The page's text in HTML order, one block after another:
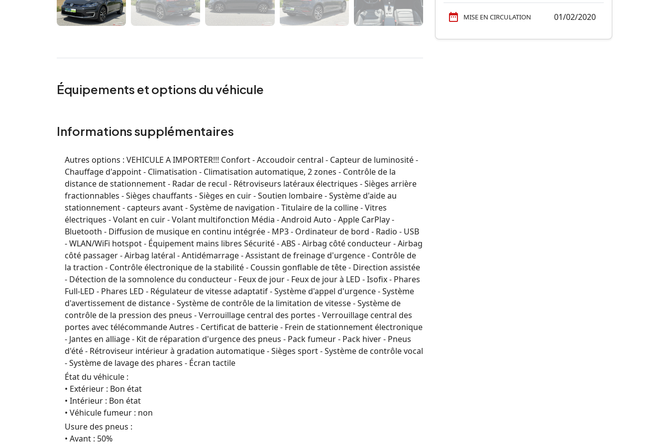
Équipements et options du véhicule
Informations supplémentaires
Autres options : VEHICULE A IMPORTER!!! Confort - Accoudoir central - Capteur de luminosité -
Chauffage d'appoint - Climatisation - Climatisation automatique, 2 zones - Contrôle de la
distance de stationnement - Radar de recul - Rétroviseurs latéraux électriques - Sièges arrière
fractionnables - Sièges chauffants - Sièges en cuir - Soutien lombaire - Système d'aide au
stationnement - capteurs avant - Système de navigation - Titulaire de la colline - Vitres
électriques - Volant en cuir - Volant multifonction Média - Android Auto - Apple CarPlay -
Bluetooth - Diffusion de musique en continu intégrée - MP3 - Ordinateur de bord - Radio - USB
- WLAN/WiFi hotspot - Équipement mains libres Sécurité - ABS - Airbag côté conducteur - Airbag
côté passager - Airbag latéral - Antidémarrage - Assistant de freinage d'urgence - Contrôle de
la traction - Contrôle électronique de la stabilité - Coussin gonflable de tête - Direction assistée
- Détection de la somnolence du conducteur - Feux de jour - Feux de jour à LED - Isofix - Phares
Full-LED - Phares LED - Régulateur de vitesse adaptatif - Système d'appel d'urgence - Système
d'avertissement de distance - Système de contrôle de la limitation de vitesse - Système de
contrôle de la pression des pneus - Verrouillage central des portes - Verrouillage central des
portes avec télécommande Autres - Certificat de batterie - Frein de stationnement électronique
- Jantes en alliage - Kit de réparation d'urgence des pneus - Pack fumeur - Pack hiver - Pneus
d'été - Rétroviseur intérieur à gradation automatique - Sièges sport - Système de contrôle vocal
- Système de lavage des phares - Écran tactile
État du véhicule :
• Extérieur : Bon état
• Intérieur : Bon état
• Véhicule fumeur : non
Usure des pneus :
• Avant : 50%
MISE EN CIRCULATION 01/02/2020